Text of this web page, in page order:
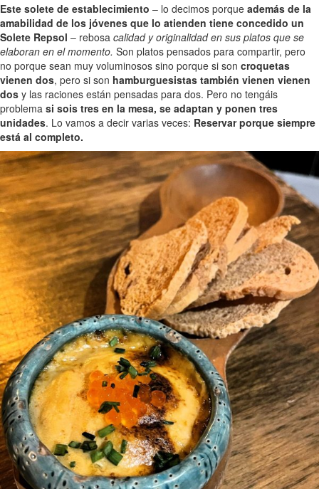
Este solete de establecimiento – lo decimos porque además de la
amabilidad de los jóvenes que lo atienden tiene concedido un
Solete Repsol – rebosa calidad y originalidad en sus platos que se
elaboran en el momento. Son platos pensados para compartir, pero
no porque sean muy voluminosos sino porque si son croquetas
vienen dos, pero si son hamburguesistas también vienen vienen
dos y las raciones están pensadas para dos. Pero no tengáis
problema si sois tres en la mesa, se adaptan y ponen tres
unidades. Lo vamos a decir varias veces: Reservar porque siempre
está al completo.